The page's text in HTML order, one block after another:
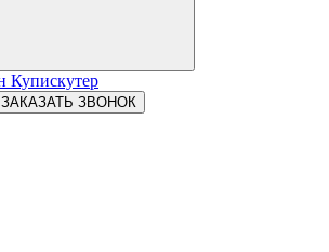
ЗАКАЗАТЬ ЗВОНОК